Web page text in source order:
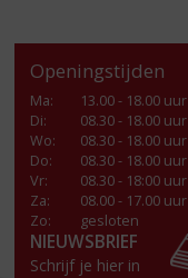
Openingstijden
Ma:
13.00 - 18.00 uur
Di:
08.30 - 18.00 uur
Wo:
08.30 - 18.00 uur
Do:
08.30 - 18.00 uur
Vr:
08.30 - 18:00 uur
Za:
08.00 - 17.00 uur
Zo:
gesloten
NIEUWSBRIEF
Schrijf je hier in